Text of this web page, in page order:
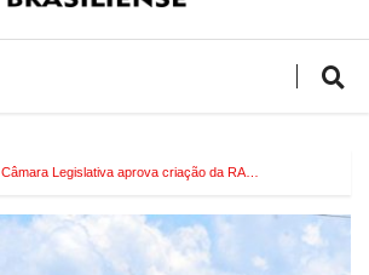
Câmara Legislativa aprova criação da RA…